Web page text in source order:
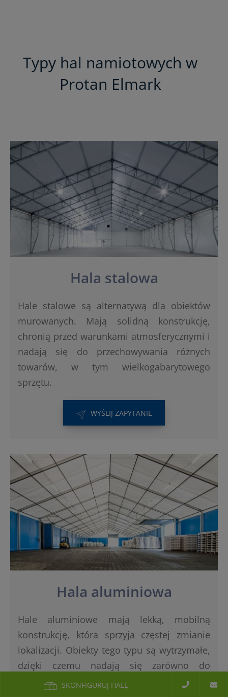
SKONFIGURUJ HALĘ
Typy hal namiotowych w
Protan Elmark
Hala stalowa
Hale stalowe są alternatywą dla obiektów
murowanych. Mają solidną konstrukcję,
chronią przed warunkami atmosferycznymi i
nadają się do przechowywania różnych
towarów, w tym wielkogabarytowego
sprzętu.
WYŚLIJ ZAPYTANIE
Hala aluminiowa
Hale aluminiowe mają lekką, mobilną
konstrukcję, która sprzyja częstej zmianie
lokalizacji. Obiekty tego typu są wytrzymałe,
dzięki czemu nadają się zarówno do
sezonowego, jak i całorocznego użytku w